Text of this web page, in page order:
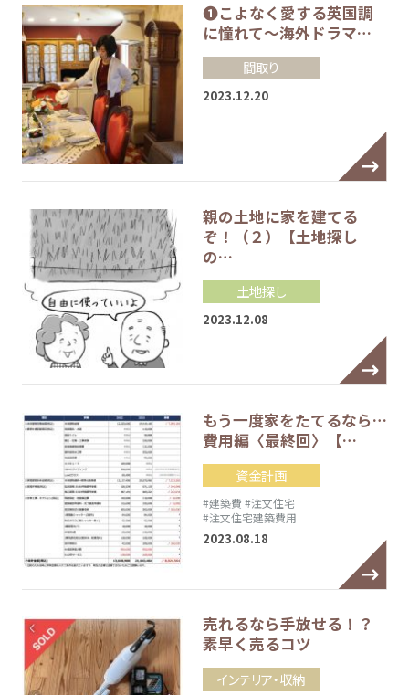
❶こよなく愛する英国調
に憧れて～海外ドラマ…
間取り
2023.12.20
親の土地に家を建てる
ぞ！（２）【土地探し
の…
土地探し
2023.12.08
もう一度家をたてるなら…
費用編〈最終回〉【…
資金計画
#建築費 #注文住宅
#注文住宅建築費用
2023.08.18
売れるなら手放せる！？
素早く売るコツ
インテリア・収納